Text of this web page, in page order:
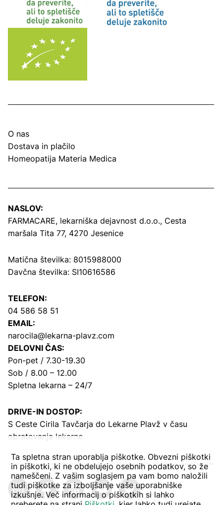
O nas
Dostava in plačilo
Homeopatija Materia Medica
NASLOV:
FARMACARE, lekarniška dejavnost d.o.o., Cesta
maršala Tita 77, 4270 Jesenice
Matična številka: 8015988000
Davčna številka: SI10616586
TELEFON:
04 586 58 51
EMAIL:
narocila@lekarna-plavz.com
DELOVNI ČAS:
Pon-pet / 7.30-19.30
Sob / 8.00 – 12.00
Spletna lekarna – 24/7
DRIVE-IN DOSTOP:
S Ceste Cirila Tavčarja do Lekarne Plavž v času
obratovanja lekarne
Ta spletna stran uporablja piškotke. Obvezni piškotki
in piškotki, ki ne obdelujejo osebnih podatkov, so že
nameščeni. Z vašim soglasjem pa vam bomo naložili
tudi piškotke za izboljšanje vaše uporabniške
izkušnje. Več informacij o piškotkih si lahko